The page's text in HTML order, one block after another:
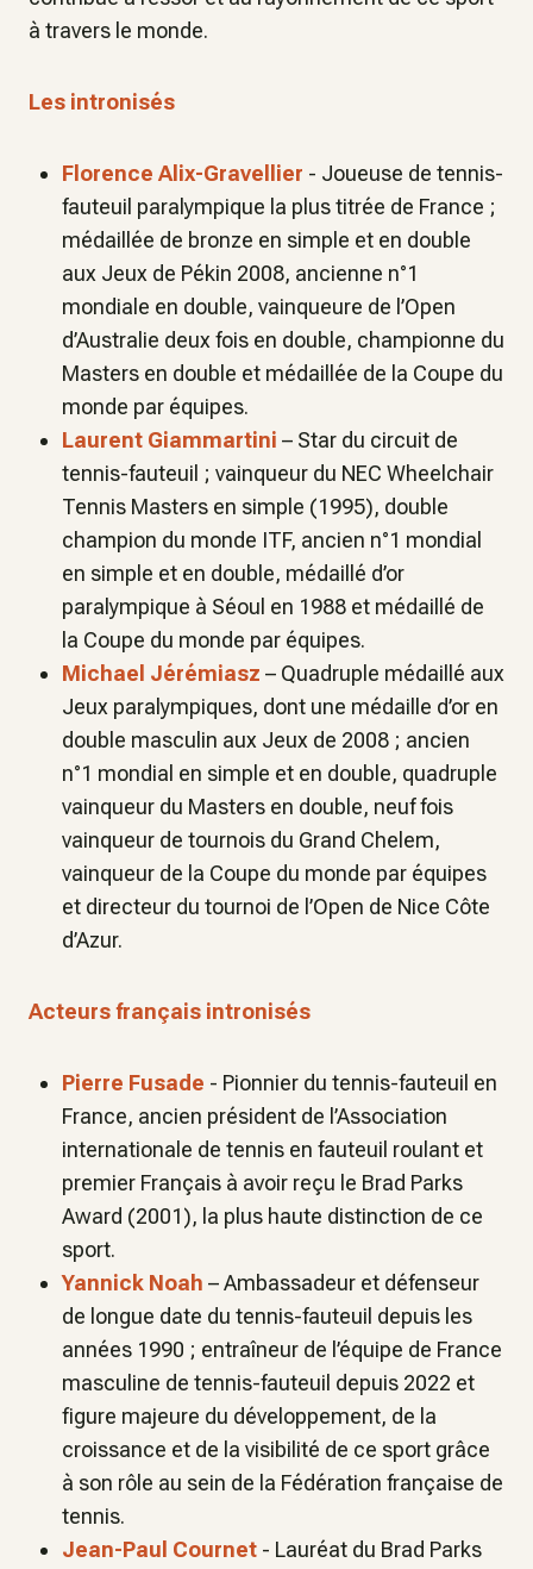
à travers le monde.
Les intronisés
Florence Alix-Gravellier - Joueuse de tennis-
fauteuil paralympique la plus titrée de France ;
médaillée de bronze en simple et en double
aux Jeux de Pékin 2008, ancienne n°1
mondiale en double, vainqueure de l’Open
d’Australie deux fois en double, championne du
Masters en double et médaillée de la Coupe du
monde par équipes.
Laurent Giammartini – Star du circuit de
tennis-fauteuil ; vainqueur du NEC Wheelchair
Tennis Masters en simple (1995), double
champion du monde ITF, ancien n°1 mondial
en simple et en double, médaillé d’or
paralympique à Séoul en 1988 et médaillé de
la Coupe du monde par équipes.
Michael Jérémiasz – Quadruple médaillé aux
Jeux paralympiques, dont une médaille d’or en
double masculin aux Jeux de 2008 ; ancien
n°1 mondial en simple et en double, quadruple
vainqueur du Masters en double, neuf fois
vainqueur de tournois du Grand Chelem,
vainqueur de la Coupe du monde par équipes
et directeur du tournoi de l’Open de Nice Côte
d’Azur.
Acteurs français intronisés
Pierre Fusade - Pionnier du tennis-fauteuil en
France, ancien président de l’Association
internationale de tennis en fauteuil roulant et
premier Français à avoir reçu le Brad Parks
Award (2001), la plus haute distinction de ce
sport.
Yannick Noah – Ambassadeur et défenseur
de longue date du tennis-fauteuil depuis les
années 1990 ; entraîneur de l’équipe de France
masculine de tennis-fauteuil depuis 2022 et
figure majeure du développement, de la
croissance et de la visibilité de ce sport grâce
à son rôle au sein de la Fédération française de
tennis.
Jean-Paul Cournet - Lauréat du Brad Parks